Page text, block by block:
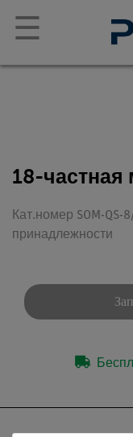
☰
18-
Кат.номер SOM-
принадлежности